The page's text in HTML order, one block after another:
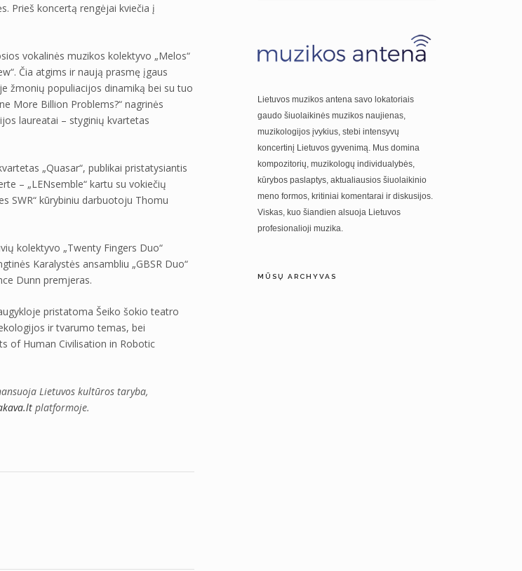
Prieš koncertą rengėjai kviečia į
vokalinės muzikos kolektyvo „Melos“
Čia atgims ir naują prasmę įgaus
žmonių populiacijos dinamiką bei su tuo
More Billion Problems?“ nagrinės
laureatai – styginių kvartetas
„Quasar“, publikai pristatysiantis
– „LENsemble“ kartu su vokiečių
SWR“ kūrybiniu darbuotoju Thomu
kolektyvo „Twenty Fingers Duo“
Karalystės ansambliu „GBSR Duo“
Dunn premjeras.
pristatoma Šeiko šokio teatro
ir tvarumo temas, bei
of Human Civilisation in Robotic
Lietuvos kultūros taryba,
platformoje.
Lietuvos muzikos antena savo lokatoriais
gaudo šiuolaikinės muzikos naujienas,
muzikologijos įvykius, stebi intensyvų
koncertinį Lietuvos gyvenimą. Mus domina
kompozitorių, muzikologų individualybės,
kūrybos paslaptys, aktualiausios šiuolaikinio
meno formos, kritiniai komentarai ir diskusijos.
Viskas, kuo šiandien alsuoja Lietuvos
profesionalioji muzika.
MŪSŲ ARCHYVAS